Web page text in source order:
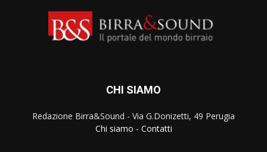
CHI SIAMO
Redazione Birra&Sound - Via G.Donizetti, 49 Perugia
Chi siamo - Contatti